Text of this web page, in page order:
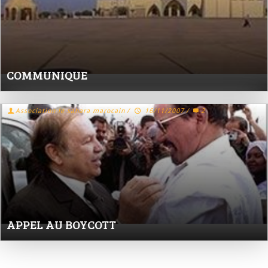
COMMUNIQUE
APPEL AU BOYCOTT
Association le sahara marocain / 16/11/2007 / 2